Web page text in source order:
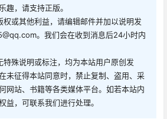
趣，请支持正版。
权或其他利益，请编辑邮件并加以说明发
。我们会在收到消息后24小时内
特殊说明或标注，均为本站用户原创发
未征得本站同意时，禁止复制、盗用、采
网站、书籍等各类媒体平台。如若本站内
益，可联系我们进行处理。